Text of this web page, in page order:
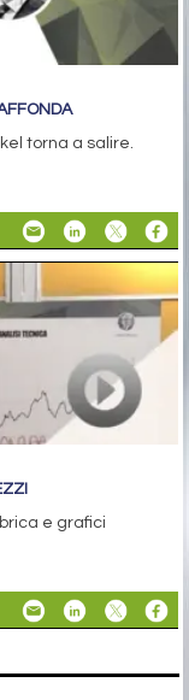
torna a salire.
e grafici